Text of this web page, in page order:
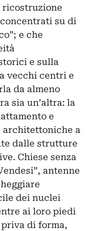
su di
e che
e sulla
vecchi centri e
da almeno
sia un’altra: la
e
architettoniche a
dalle strutture
Chiese senza
antenne
dei nuclei
ai loro piedi
di forma,